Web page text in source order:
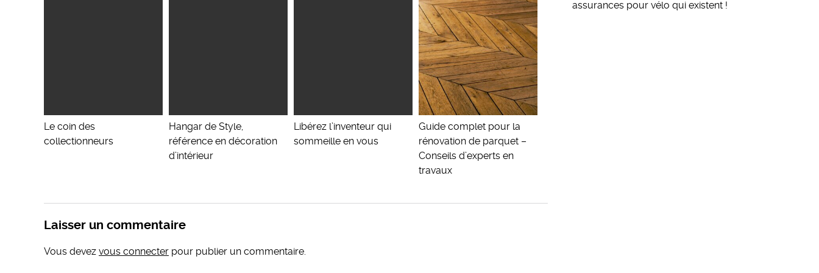
Le coin des
collectionneurs
Hangar de Style,
référence en décoration
d’intérieur
Libérez l’inventeur qui
sommeille en vous
Guide complet pour la
rénovation de parquet –
Conseils d’experts en
travaux
Laisser un commentaire
Vous devez vous connecter pour publier un commentaire.
assurances pour vélo qui existent !